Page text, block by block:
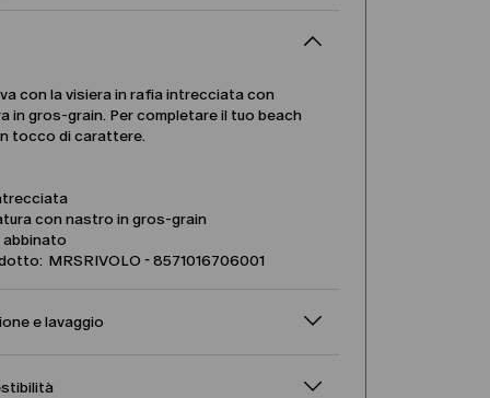
con la visiera in rafia intrecciata con
in gros-grain. Per completare il tuo beach
tocco di carattere.
con nastro in gros-grain
MRSRIVOLO - 8571016706001
e lavaggio